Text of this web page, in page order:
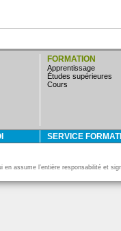
FORMATION
apprentissage
études supérieures
cours
SERVICE
assume l’entière responsabilité et